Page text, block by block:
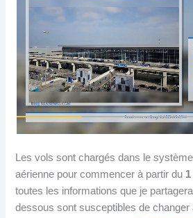
Les vols sont chargés dans le
aérienne pour commencer à partir du
toutes les informations que je
dessous sont susceptibles de changer